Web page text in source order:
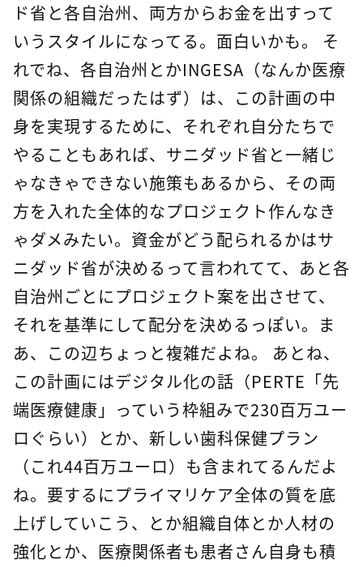
ド省と各自治州、両方からお金を出すって
いうスタイルになってる。面白いかも。 そ
れでね、各自治州とかINGESA（なんか医療
関係の組織だったはず）は、この計画の中
身を実現するために、それぞれ自分たちで
やることもあれば、サニダッド省と一緒じ
ゃなきゃできない施策もあるから、その両
方を入れた全体的なプロジェクト作んなき
ゃダメみたい。資金がどう配られるかはサ
ニダッド省が決めるって言われてて、あと各
自治州ごとにプロジェクト案を出させて、
それを基準にして配分を決めるっぽい。ま
あ、この辺ちょっと複雑だよね。 あとね、
この計画にはデジタル化の話（PERTE「先
端医療健康」っていう枠組みで230百万ユー
ロぐらい）とか、新しい歯科保健プラン
（これ44百万ユーロ）も含まれてるんだよ
ね。要するにプライマリケア全体の質を底
上げしていこう、とか組織自体とか人材の
強化とか、医療関係者も患者さん自身も積